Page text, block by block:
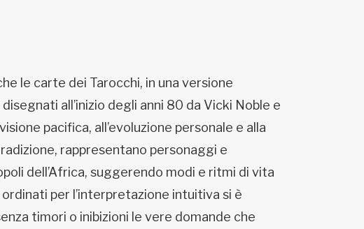
le carte dei Tarocchi, in una versione
all’inizio degli anni 80 da Vicki Noble e
pacifica, all’evoluzione personale e alla
rappresentano personaggi e
dell’Africa, suggerendo modi e ritmi di vita
per l’interpretazione intuitiva si è
timori o inibizioni le vere domande che